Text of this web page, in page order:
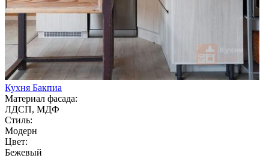
Кухня Бакпиа
Материал фасада:
ЛДСП, МДФ
Стиль:
Модерн
Цвет:
Бежевый